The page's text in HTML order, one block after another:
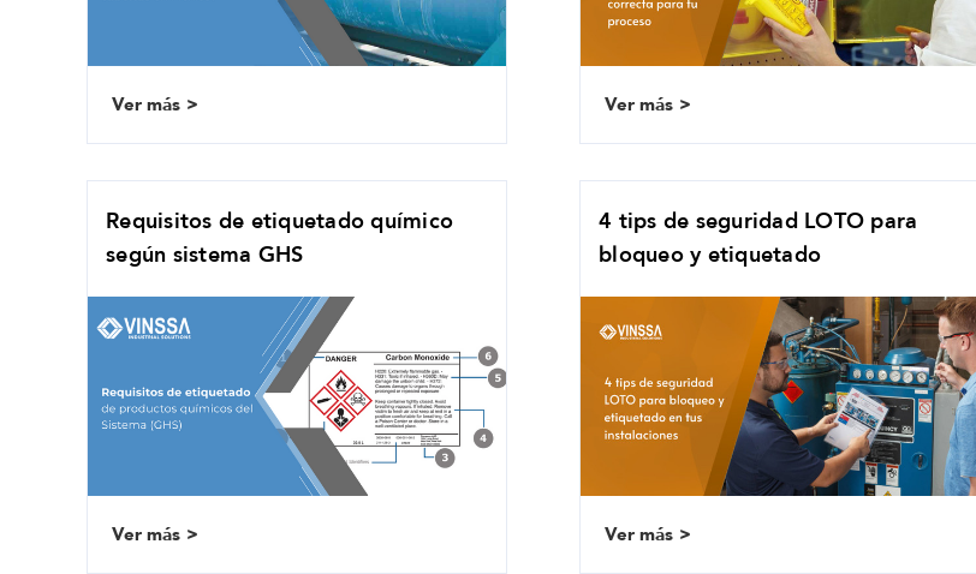
Ver más Ver más
Requisitos de etiquetado químico
según sistema GHS
Ver más
4 tips de seguridad LOTO para
bloqueo y etiquetado
Ver más